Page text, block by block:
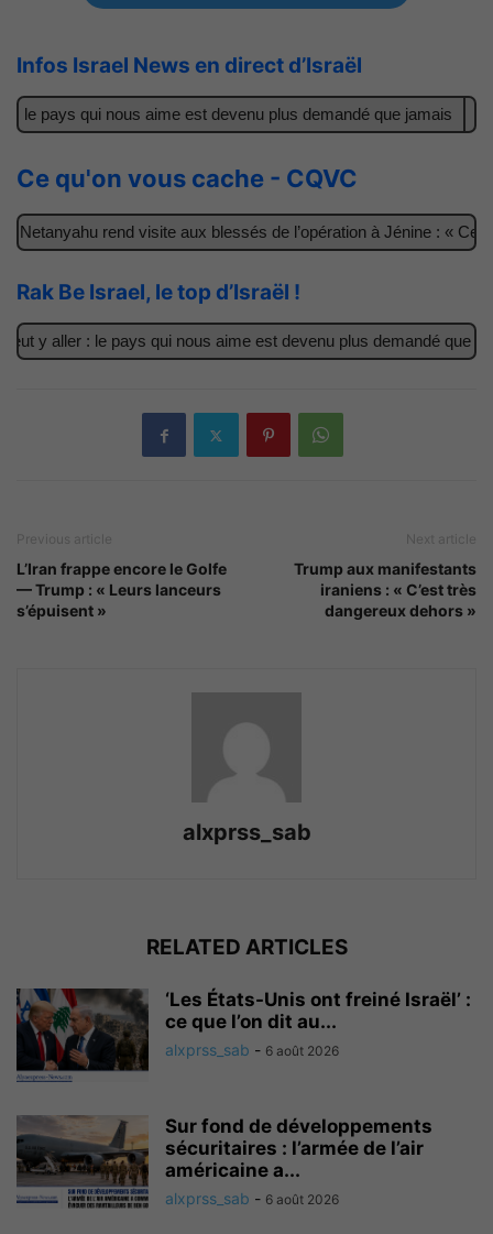
Infos Israel News en direct d’Israël
pays qui nous aime est devenu plus demandé que jamais
Ce qu'on vous cache - CQVC
rend visite aux blessés de l’opération à Jénine : « Ces
Rak Be Israel, le top d’Israël !
y aller : le pays qui nous aime est devenu plus demandé que
Previous article
L’Iran frappe encore le Golfe
— Trump : « Leurs lanceurs
s’épuisent »
Next article
Trump aux manifestants
iraniens : « C’est très
dangereux dehors »
alxprss_sab
RELATED ARTICLES
‘Les États-Unis ont freiné Israël’ :
ce que l’on dit au...
alxprss_sab - 6 août 2026
Sur fond de développements
sécuritaires : l’armée de l’air
américaine a...
alxprss_sab - 6 août 2026